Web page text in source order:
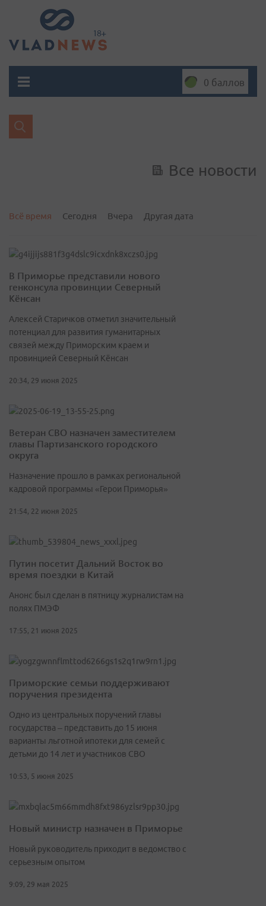
0 баллов
Все новости
Всё время Сегодня Вчера Другая дата
В Приморье представили нового
генконсула провинции Северный
Кёнсан
Алексей Старичков отметил значительный
потенциал для развития гуманитарных
связей между Приморским краем и
провинцией Северный Кёнсан
20:34, 29 июня 2025
Ветеран СВО назначен заместителем
главы Партизанского городского
округа
Назначение прошло в рамках региональной
кадровой программы «Герои Приморья»
21:54, 22 июня 2025
Путин посетит Дальний Восток во
время поездки в Китай
Анонс был сделан в пятницу журналистам на
полях ПМЭФ
17:55, 21 июня 2025
Приморские семьи поддерживают
поручения президента
Одно из центральных поручений главы
государства – представить до 15 июня
варианты льготной ипотеки для семей с
детьми до 14 лет и участников СВО
10:53, 5 июня 2025
Новый министр назначен в Приморье
Новый руководитель приходит в ведомство с
серьезным опытом
9:09, 29 мая 2025